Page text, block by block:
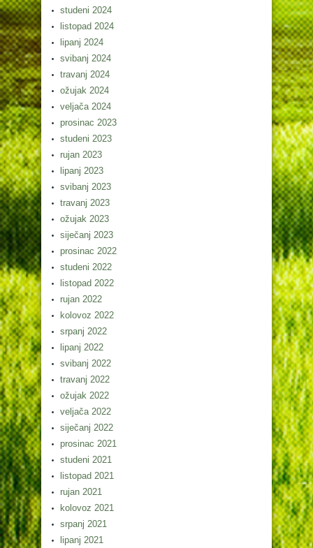
studeni 2024
listopad 2024
lipanj 2024
svibanj 2024
travanj 2024
ožujak 2024
veljača 2024
prosinac 2023
studeni 2023
rujan 2023
lipanj 2023
svibanj 2023
travanj 2023
ožujak 2023
siječanj 2023
prosinac 2022
studeni 2022
listopad 2022
rujan 2022
kolovoz 2022
srpanj 2022
lipanj 2022
svibanj 2022
travanj 2022
ožujak 2022
veljača 2022
siječanj 2022
prosinac 2021
studeni 2021
listopad 2021
rujan 2021
kolovoz 2021
srpanj 2021
lipanj 2021